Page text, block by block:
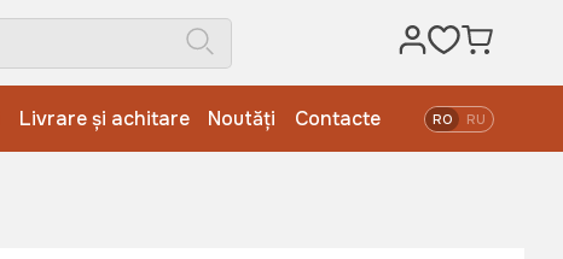
Livrare și achitare Noutăți Contacte RO RU